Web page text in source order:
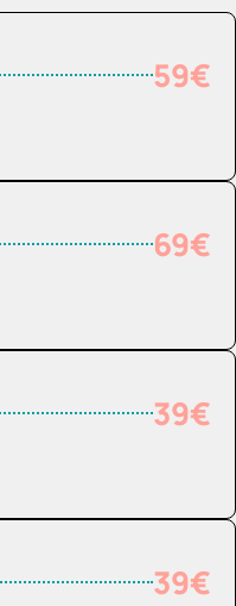
59€
69€
39€
39€